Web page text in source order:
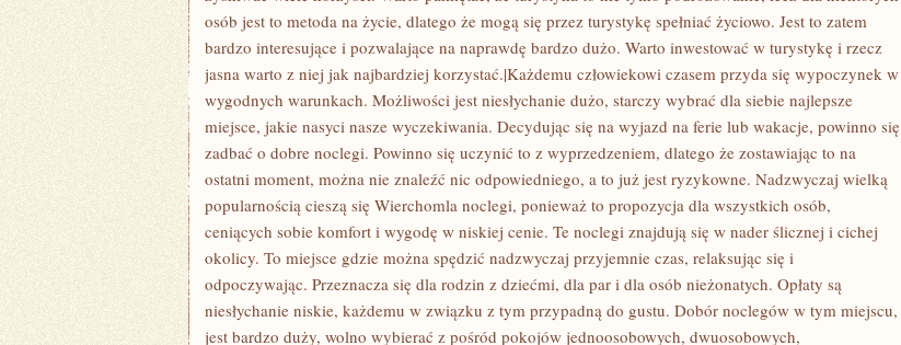
osób jest to metoda na życie, dlatego że mogą się przez turystykę spełniać życiowo. Jest to zatem
bardzo interesujące i pozwalające na naprawdę bardzo dużo. Warto inwestować w turystykę i rzecz
jasna warto z niej jak najbardziej korzystać.|Każdemu człowiekowi czasem przyda się wypoczynek w
wygodnych warunkach. Możliwości jest niesłychanie dużo, starczy wybrać dla siebie najlepsze
miejsce, jakie nasyci nasze wyczekiwania. Decydując się na wyjazd na ferie lub wakacje, powinno się
zadbać o dobre noclegi. Powinno się uczynić to z wyprzedzeniem, dlatego że zostawiając to na
ostatni moment, można nie znaleźć nic odpowiedniego, a to już jest ryzykowne. Nadzwyczaj wielką
popularnością cieszą się Wierchomla noclegi, ponieważ to propozycja dla wszystkich osób,
ceniących sobie komfort i wygodę w niskiej cenie. Te noclegi znajdują się w nader ślicznej i cichej
okolicy. To miejsce gdzie można spędzić nadzwyczaj przyjemnie czas, relaksując się i
odpoczywając. Przeznacza się dla rodzin z dziećmi, dla par i dla osób nieżonatych. Opłaty są
niesłychanie niskie, każdemu w związku z tym przypadną do gustu. Dobór noclegów w tym miejscu,
jest bardzo duży, wolno wybierać z pośród pokojów jednoosobowych, dwuosobowych,